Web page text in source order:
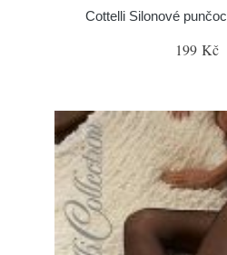
Cottelli Silonové
199 Kč